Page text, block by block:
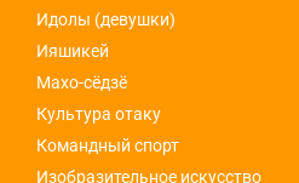
Идолы (девушки)
Ияшикей
Махо-сёдзё
Культура отаку
Командный спорт
Изобразительное искусство